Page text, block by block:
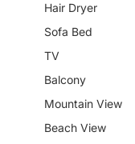
Hair Dryer
Sofa Bed
TV
Balcony
Mountain View
Beach View